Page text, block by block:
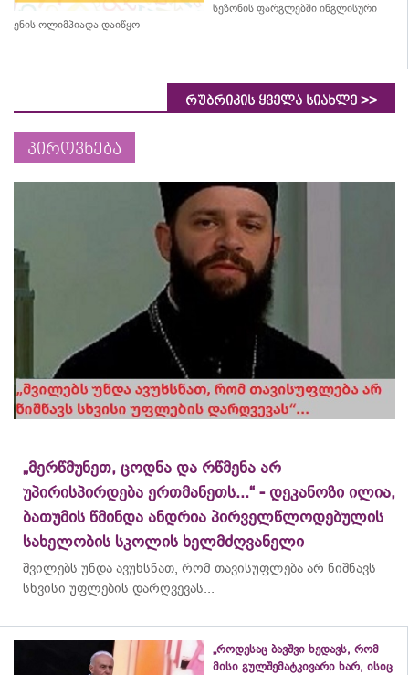
სეზონის ფარგლებში ინგლისური
ენის ოლიმპიადა დაიწყო
რუბრიკის ყველა სიახლე >>
პიროვნება
„მერწმუნეთ, ცოდნა და რწმენა არ
უპირისპირდება ერთმანეთს...“ - დეკანოზი ილია,
ბათუმის წმინდა ანდრია პირველწლოდებულის
სახელობის სკოლის ხელმძღვანელი
შვილებს უნდა ავუხსნათ, რომ თავისუფლება არ ნიშნავს
სხვისი უფლების დარღვევას...
„როდესაც ბავშვი ხედავს, რომ
მისი გულშემატკივარი ხარ, ისიც